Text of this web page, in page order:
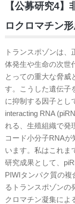
【公募研究4
ロクロマチン
トランスポゾンは、
体発生や生命の次世
とっての重大な脅威
す。こうした遺伝子
に抑制する因子とし
interacting RNA
れる、生殖組織で発
コード小分子RNAが
います。私はこれま
研究成果として、
PIWIタンパク質の複
るトランスポゾンの
クロマチン凝集によ